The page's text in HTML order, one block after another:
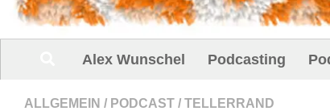
Alex Wunschel Podcasting
ALLGEMEIN / PODCAST / TELLERRAND